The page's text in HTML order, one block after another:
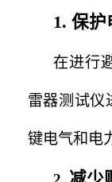
1. 保护
在进行
雷器测试仪
键电气和电